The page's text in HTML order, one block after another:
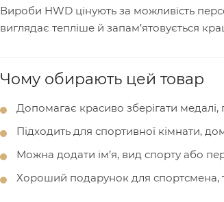
Вироби HWD цінують за можливість
виглядає тепліше й запам’ятовується
Чому обирають цей товар
Допомагає красиво зберігати
Підходить для спортивної кімнати,
Можна додати ім’я, вид спорту або
Хороший подарунок для спортсмена,